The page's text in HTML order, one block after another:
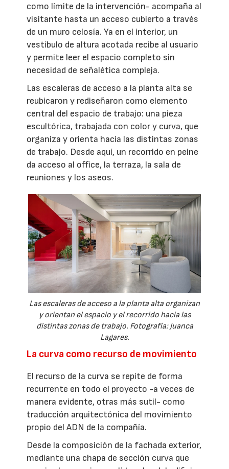
como límite de la intervención- acompaña al
visitante hasta un acceso cubierto a través
de un muro celosía. Ya en el interior, un
vestíbulo de altura acotada recibe al usuario
y permite leer el espacio completo sin
necesidad de señalética compleja.
Las escaleras de acceso a la planta alta se
reubicaron y rediseñaron como elemento
central del espacio de trabajo: una pieza
escultórica, trabajada con color y curva, que
organiza y orienta hacia las distintas zonas
de trabajo. Desde aquí, un recorrido en peine
da acceso al office, la terraza, la sala de
reuniones y los aseos.
Las escaleras de acceso a la planta alta organizan
y orientan el espacio y el recorrido hacia las
distintas zonas de trabajo. Fotografía: Juanca
Lagares.
La curva como recurso de movimiento
El recurso de la curva se repite de forma
recurrente en todo el proyecto -a veces de
manera evidente, otras más sutil- como
traducción arquitectónica del movimiento
propio del ADN de la compañía.
Desde la composición de la fachada exterior,
mediante una chapa de sección curva que